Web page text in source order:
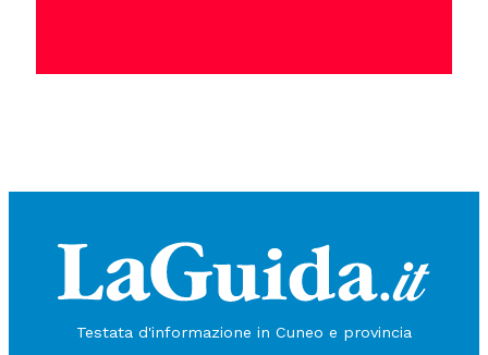
Testata d'informazione in Cuneo e provincia